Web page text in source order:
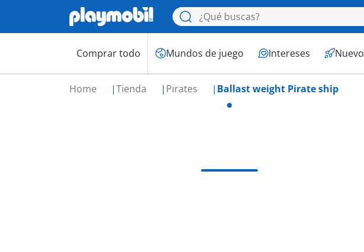
Comprar todo Mundos de juego Intereses Nuevo
Home Tienda Pirates Ballast weight Pirate ship